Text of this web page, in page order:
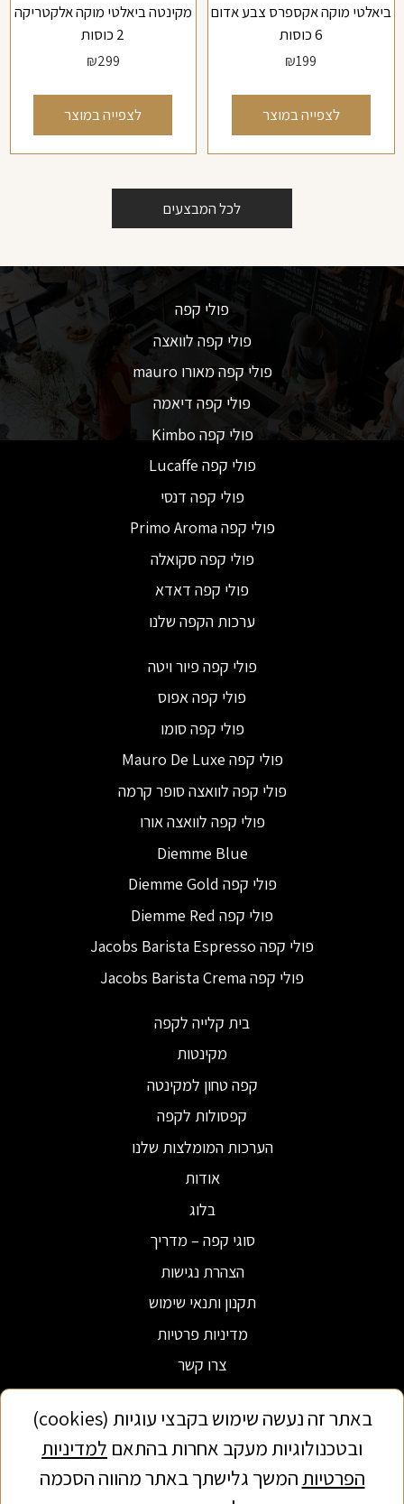
ביאלטי מוקה אקספרס צבע אדום
6 כוסות
₪199
לצפייה במוצר
מקינטה ביאלטי מוקה אלקטריקה
2 כוסות
₪299
לצפייה במוצר
לכל המבצעים
פולי קפה
פולי קפה לוואצה
פולי קפה מאורו mauro
פולי קפה דיאמה
פולי קפה Kimbo
פולי קפה Lucaffe
פולי קפה דנסי
פולי קפה Primo Aroma
פולי קפה סקואלה
פולי קפה דאדא
ערכות הקפה שלנו
פולי קפה פיור ויטה
פולי קפה אפוס
פולי קפה סומו
פולי קפה Mauro De Luxe
פולי קפה לוואצה סופר קרמה
פולי קפה לוואצה אורו
Diemme Blue
פולי קפה Diemme Gold
פולי קפה Diemme Red
פולי קפה Jacobs Barista Espresso
פולי קפה Jacobs Barista Crema
בית קלייה לקפה
מקינטות
קפה טחון למקינטה
קפסולות לקפה
הערכות המומלצות שלנו
אודות
בלוג
סוגי קפה – מדריך
הצהרת נגישות
תקנון ותנאי שימוש
מדיניות פרטיות
צרו קשר
באתר זה נעשה שימוש בקבצי עוגיות (cookies)
ובטכנולוגיות מעקב אחרות בהתאם למדיניות
הפרטיותהמשך גלישתך באתר מהווה הסכמה